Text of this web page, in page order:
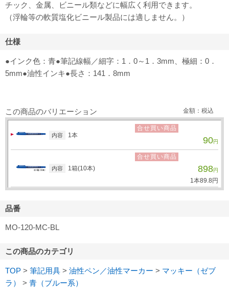
チック、金属、ビニール類などに幅広く利用できます。
（浮輪等の軟質塩化ビニール製品には適しません。）
仕様
●インク色：青●筆記線幅／細字：1．0～1．3mm、極細：0．
5mm●油性インキ●長さ：141．8mm
この商品のバリエーション 金額：税込
内容 1本
合せ買い商品
90円
内容 1箱(10本)
合せ買い商品
898円
1本89.8 円
品番
MO-120-MC-BL
この商品のカテゴリ
TOP > 筆記用具 > 油性ペン／油性マーカー > マッキー（ゼブ
ラ）
> 青（ブルー系）